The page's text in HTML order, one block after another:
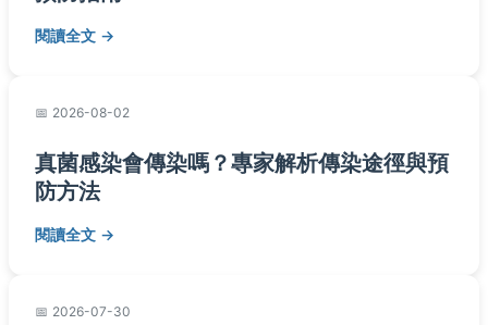
閱讀全文
2026-08-02
真菌感染會傳染嗎？專家解析傳染途徑與預
防方法
閱讀全文
2026-07-30